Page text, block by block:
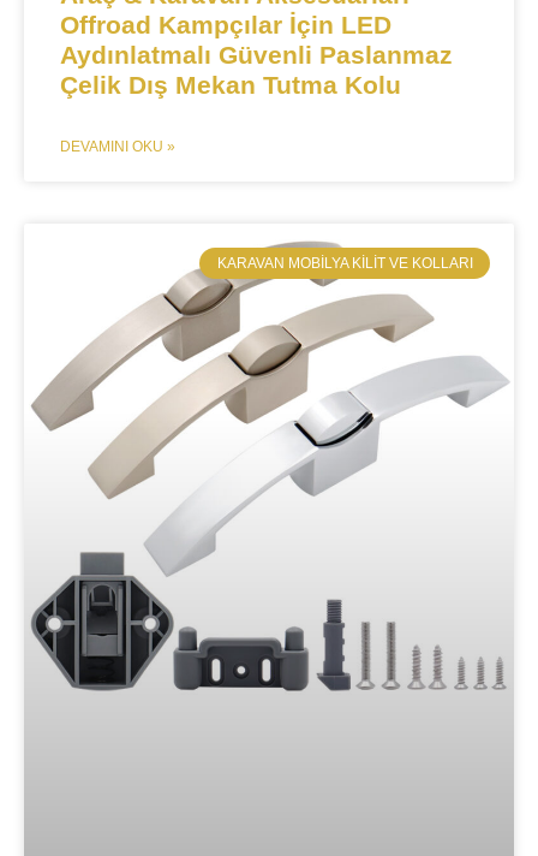
Offroad Kampçılar İçin LED
Aydınlatmalı Güvenli Paslanmaz
Çelik Dış Mekan Tutma Kolu
DEVAMINI OKU »
​KARAVAN MOBILYA KILIT VE KOLLARI